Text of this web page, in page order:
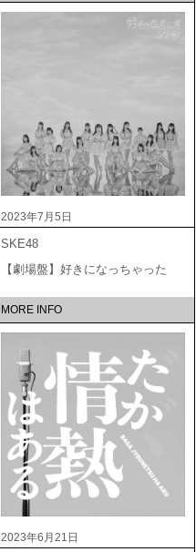
2023年7月5日
SKE48
【劇場盤】好きになっちゃった
MORE INFO
2023年6月21日